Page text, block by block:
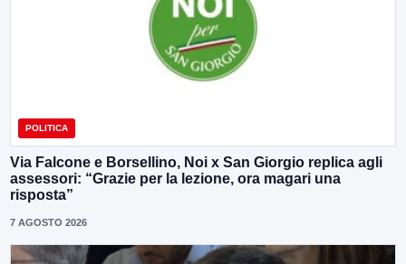
POLITICA
Via Falcone e Borsellino, Noi x San Giorgio replica agli
assessori: “Grazie per la lezione, ora magari una
risposta”
7 AGOSTO 2026